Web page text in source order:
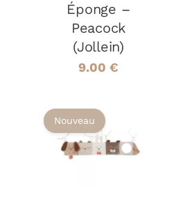
Éponge –
Peacock
(Jollein)
9.00 €
AJOUTER AU
PANIER
/
Nouveau